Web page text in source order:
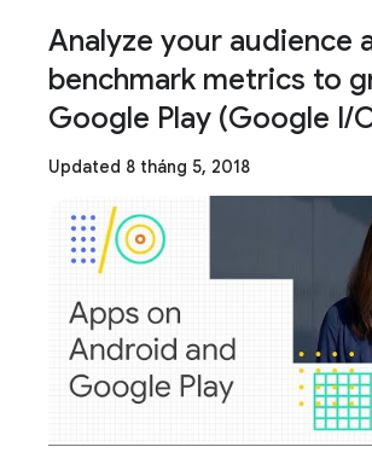
Analyze your audience
benchmark metrics to
Google Play (Google I/
Updated 8 tháng 5, 2018